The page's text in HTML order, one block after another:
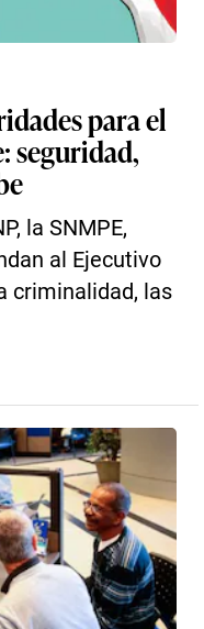
para el
seguridad,
la SNMPE,
al Ejecutivo
criminalidad, las